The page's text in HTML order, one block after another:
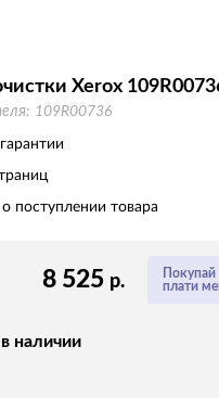
плати
8 525 р.
наличии
Xerox
109R00736
поступлении товара